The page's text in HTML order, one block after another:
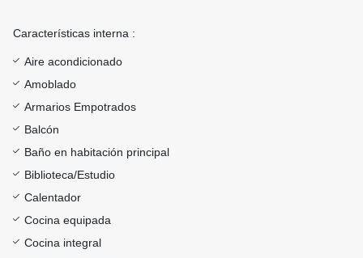
Características interna :
Aire acondicionado
Amoblado
Armarios Empotrados
Balcón
Baño en habitación principal
Biblioteca/Estudio
Calentador
Cocina equipada
Cocina integral